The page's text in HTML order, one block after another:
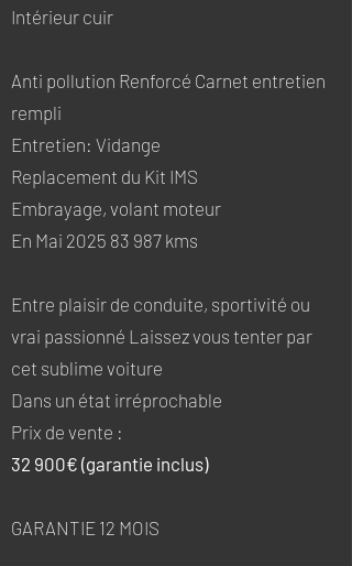
Intérieur cuir
Anti pollution Renforcé Carnet entretien
rempli
Entretien: Vidange
Replacement du Kit IMS
Embrayage, volant moteur
En Mai 2025 83 987 kms
Entre plaisir de conduite, sportivité ou
vrai passionné Laissez vous tenter par
cet sublime voiture
Dans un état irréprochable
Prix de vente :
32 900€ (garantie inclus)
GARANTIE 12 MOIS